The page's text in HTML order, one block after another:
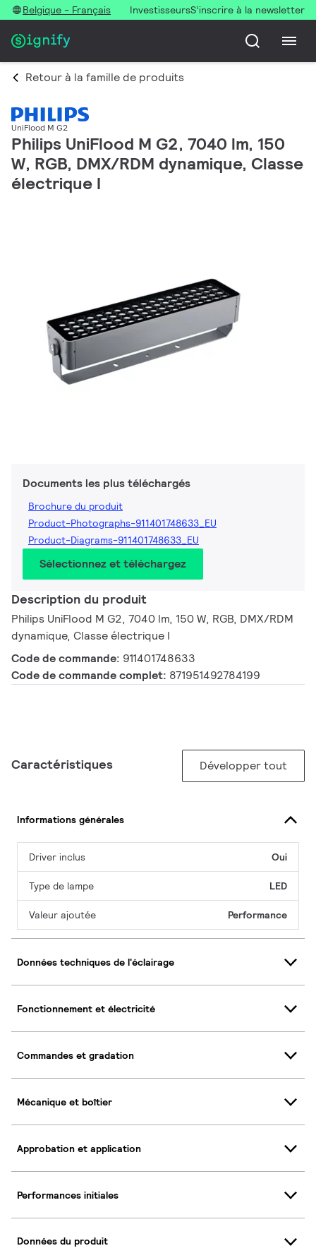
Belgique - Français InvestisseursS’inscrire à la newsletter
Retour à la famille de produits
UniFlood M G2
Philips UniFlood M G2, 7040 lm, 150
W, RGB, DMX/RDM dynamique, Classe
électrique I
Documents les plus téléchargés
Brochure du produit
Product-Photographs-911401748633_EU
Product-Diagrams-911401748633_EU
Sélectionnez et téléchargez
Description du produit
Philips UniFlood M G2, 7040 lm, 150 W, RGB, DMX/RDM
dynamique, Classe électrique I
Code de commande: 911401748633
Code de commande complet: 871951492784199
Caractéristiques Développer tout
Informations générales
Driver inclus Oui
Type de lampe LED
Valeur ajoutée Performance
Données techniques de l'éclairage
Fonctionnement et électricité
Commandes et gradation
Mécanique et boîtier
Approbation et application
Performances initiales
Données du produit